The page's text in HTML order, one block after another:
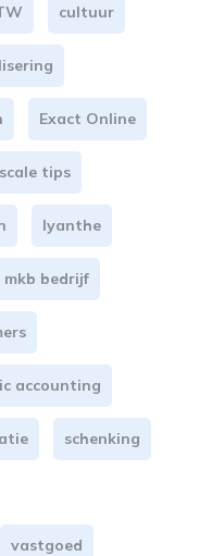
cultuur
Exact Online
tips
lyanthe
mkb bedrijf
accounting
schenking
vastgoed